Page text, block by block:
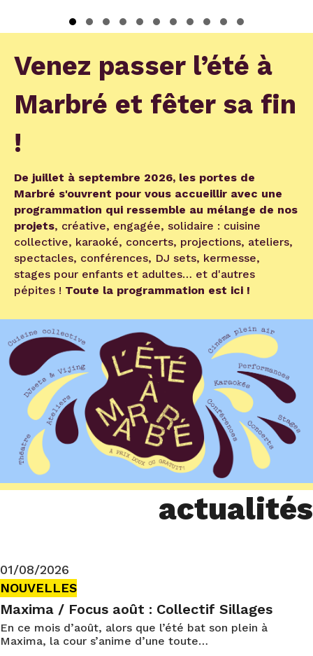
Slide group 1
Slide group 2
Slide group 3
Slide group 4
Slide group 5
Slide group 6
Slide group 7
Slide group 8
Slide group 9
Slide group 10
Slide group 11
Venez passer l’été à
Marbré et fêter sa fin
!
De juillet à septembre 2026, les portes de
Marbré s'ouvrent pour vous accueillir avec une
programmation qui ressemble au mélange de nos
projets, créative, engagée, solidaire : cuisine
collective, karaoké, concerts, projections, ateliers,
spectacles, conférences, DJ sets, kermesse,
stages pour enfants et adultes… et d'autres
pépites ! Toute la programmation est ici !
actualités
01/08/2026
NOUVELLES
Maxima / Focus août : Collectif Sillages
En ce mois d’août, alors que l’été bat son plein à
Maxima, la cour s’anime d’une toute…